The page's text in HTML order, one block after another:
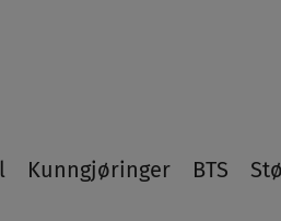
Kunngjøringer BTS